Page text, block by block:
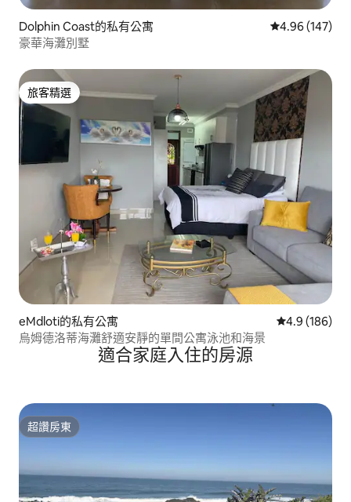
Dolphin Coast的私有公寓 從 147 則評價
4.96 (147)
豪華海灘別墅
旅客精選
旅客精選
eMdloti的私有公寓 從 186 則評
4.9 (186)
烏姆德洛蒂海灘舒適安靜的單間公寓泳池和海景
適合家庭入住的房源
超讚房東
超讚房東